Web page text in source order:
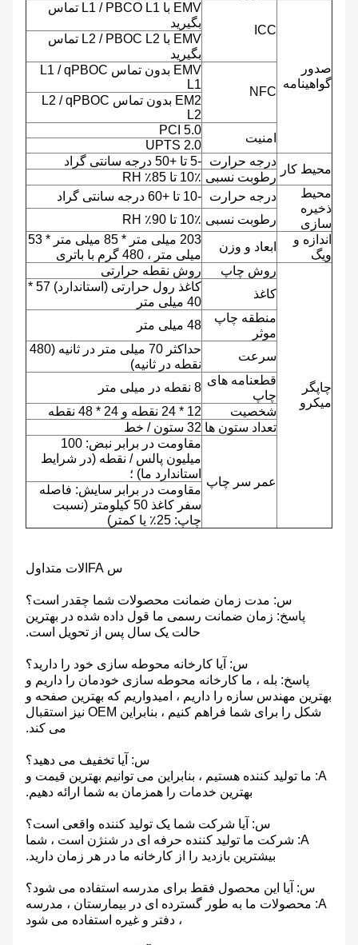
صدور
گواهینامه
ICC
EMV با L1 / PBCO L1 تماس
بگیرید
EMV با L2 / PBOC L2 تماس
بگیرید
NFC
EMV بدون تماس L1 / qPBOC
L1
EM2 بدون تماس L2 / qPBOC
L2
امنیت
PCI 5.0
UPTS 2.0
محیط کار
درجه حرارت
-5 تا +50 درجه سانتی گراد
رطوبت نسبی 10٪ تا 85٪ RH
محیط
ذخیره
سازی
درجه حرارت
-10 تا +60 درجه سانتی گراد
رطوبت نسبی 10٪ تا 90٪ RH
اندازه و
ویگ
ابعاد و وزن
203 میلی متر * 85 میلی متر * 53
میلی متر ، 480 گرم با باتری
چاپگر
میکرو
روش چاپ
روش نقطه حرارتی
کاغذ
کاغذ رول حرارتی (استاندارد) 57 *
40 میلی متر
منطقه چاپ
موثر
48 میلی متر
سرعت
حداکثر 70 میلی متر در ثانیه (480
نقطه در ثانیه)
قطعنامه های
چاپ
8 نقطه در میلی متر
شخصیت
12 * 24 نقطه و 24 * 48 نقطه
تعداد ستون ها 32 ستون / خط
عمر سر چاپ
مقاومت در برابر نبض: 100
میلیون پالس / نقطه (در شرایط
استاندارد ما) ؛
مقاومت در برابر سایش: فاصله
سفر کاغذ 50 کیلومتر (نسبت
چاپ: 25٪ یا کمتر)
س FAالات متداول
س: مدت زمان ضمانت محصولات شما چقدر است؟
پاسخ: زمان ضمانت رسمی ما قول داده شده در بهترین
حالت یک سال پس از تحویل است.
س: آیا کارخانه محوطه سازی خود را دارید؟
پاسخ: بله ، ما کارخانه محوطه سازی خودمان را داریم و
بهترین مهندس سازه را داریم ، امیدواریم که بهترین صفحه و
شکل را برای شما فراهم کنیم ، بنابراین OEM نیز استقبال
می کند.
س: آیا تخفیف می دهید؟
A: ما تولید کننده هستیم ، بنابراین می توانیم بهترین قیمت و
بهترین خدمات را همزمان به شما ارائه دهیم.
س: آیا شرکت شما یک تولید کننده واقعی است؟
A: شرکت ما تولید کننده حرفه ای در شنژن است ، شما
بیشترین بازدید را از کارخانه ما در هر زمان دارید.
س: آیا این محصول فقط برای مدرسه استفاده می شود؟
A: محصولات ما به طور گسترده ای در بیمارستان ، مدرسه
، دفتر و غیره استفاده می شود